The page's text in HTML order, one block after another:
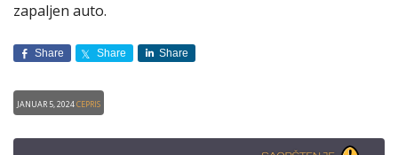
zapaljen auto.
Share Share Share
Januar 5, 2024CEPRIS